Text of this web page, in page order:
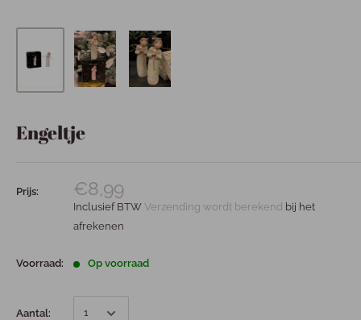
Engeltje
Prijs: €8,99
Inclusief BTW Verzending wordt berekend bij het
afrekenen
Voorraad: Op voorraad
Aantal: